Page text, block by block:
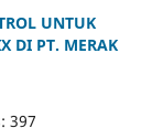
UNTUK
DI PT. MERAK
397